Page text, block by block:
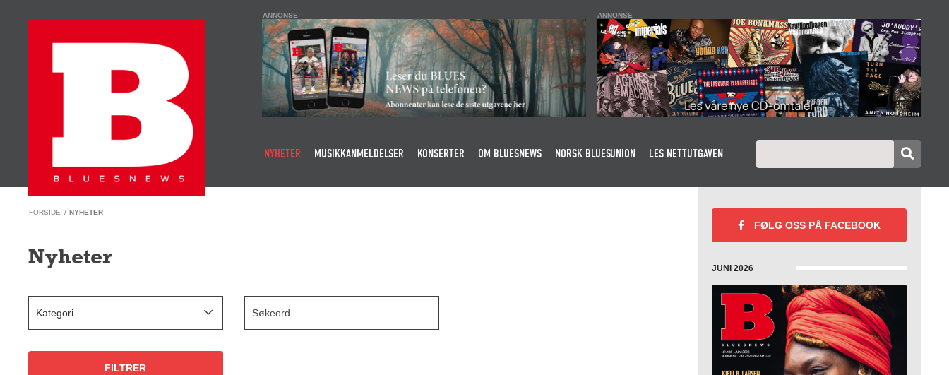
ANNONSE ANNONSE
NYHETER MUSIKKANMELDELSER KONSERTER OM BLUESNEWS NORSK BLUESUNION LES NETTUTGAVEN
FORSIDE / NYHETER
Nyheter
FØLG OSS PÅ FACEBOOK
JUNI 2026